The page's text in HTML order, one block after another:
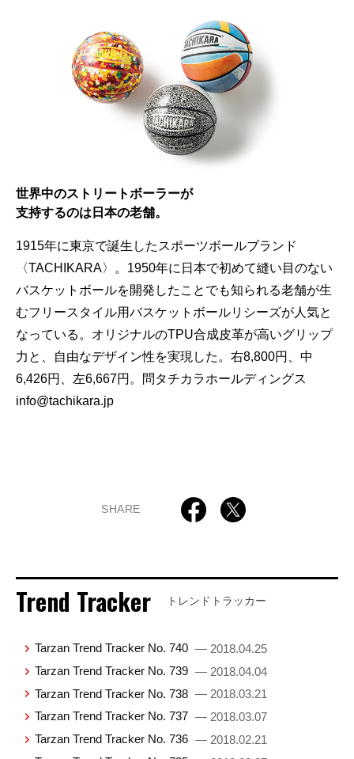
世界中のストリートボーラーが
支持するのは日本の老舗。
1915年に東京で誕生したスポーツボールブランド
〈TACHIKARA〉。1950年に日本で初めて縫い目のない
バスケットボールを開発したことでも知られる老舗が生
むフリースタイル用バスケットボールリシーズが人気と
なっている。オリジナルのTPU合成皮革が高いグリップ
力と、自由なデザイン性を実現した。右8,800円、中
6,426円、左6,667円。問タチカラホールディングス
info@tachikara.jp
SHARE
Trend Tracker トレンドトラッカー
Tarzan Trend Tracker No. 740 — 2018.04.25
Tarzan Trend Tracker No. 739 — 2018.04.04
Tarzan Trend Tracker No. 738 — 2018.03.21
Tarzan Trend Tracker No. 737 — 2018.03.07
Tarzan Trend Tracker No. 736 — 2018.02.21